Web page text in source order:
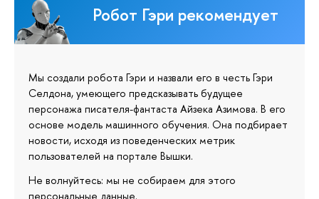
Робот Гэри рекомендует
Мы создали робота Гэри и назвали его в честь Гэри
Селдона, умеющего предсказывать будущее
персонажа писателя-фантаста Айзека Азимова. В его
основе модель машинного обучения. Она подбирает
новости, исходя из поведенческих метрик
пользователей на портале Вышки.
Не волнуйтесь: мы не собираем для этого
персональные данные.